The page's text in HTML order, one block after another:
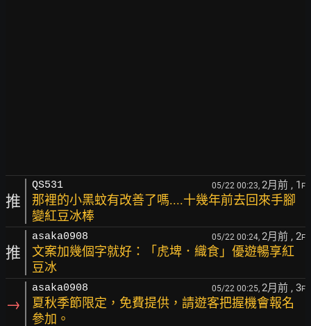
推
QS531 05/22 00:23, 2月前 , 1 F
那裡的小黑蚊有改善了嗎....十幾年前去回來手腳
變紅豆冰棒
推
asaka0908 05/22 00:24, 2月前 , 2F
文案加幾個字就好：「虎埤．織食」優遊暢享紅
豆冰
→
asaka0908 05/22 00:25, 2月前 , 3F
夏秋季節限定，免費提供，請遊客把握機會報名
參加。